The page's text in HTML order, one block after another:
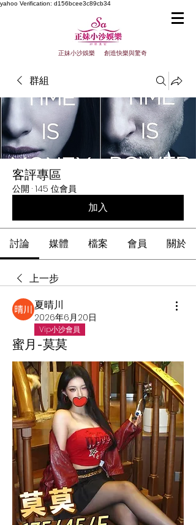
yahoo Verification: d156bcee3c89cb34
正妹小沙娛樂 創造快樂與驚奇
群組
客評專區
公開 · 145 位會員
加入
討論 媒體 檔案 會員 關於
上一步
夏晴川
2026年6月20日
Vip小沙會員
蜜月-莫莫